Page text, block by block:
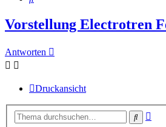
Vorstellung Electrotren
Antworten
Druckansicht
Suche